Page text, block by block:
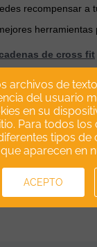
archivos de
del usuario
en su
Para todos
tipos
aparecen en
ACEPTO
recompensar a
de cross fit
socios, creando
resultados